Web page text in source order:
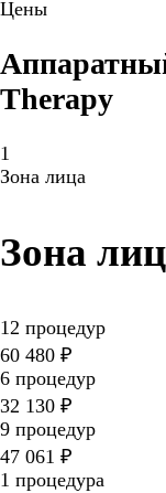
Цены
Therapy
1
Зона лица
Зона
12 процедур
60 480 ₽
6 процедур
32 130 ₽
9 процедур
47 061 ₽
1 процедура